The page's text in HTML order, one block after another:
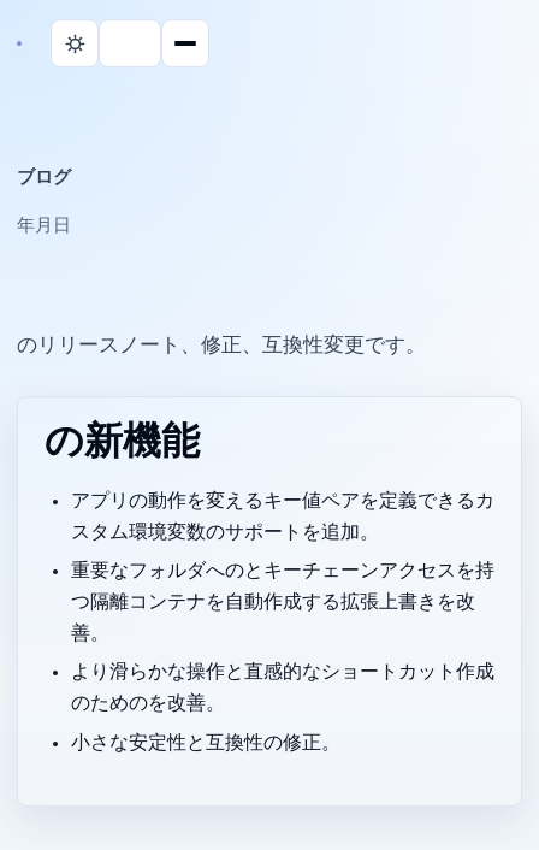
ブログ
2025年10月22日
Parall のリリースノート、修正、互換性変更です。
1.0.2 の新機能
アプリの動作を変えるキー値ペアを定義できるカ
スタム環境変数のサポートを追加。
重要な macOS フォルダへの symlink とキーチェーンアクセスを持
つ隔離コンテナを自動作成する拡張 HOME 上書きを改
善。
より滑らかな操作と直感的なショートカット作成
のための UIを改善。
小さな安定性と互換性の修正。